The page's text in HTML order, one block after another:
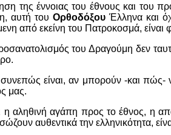
της έννοιας του έθνους και του
αυτή τουΟρθοδόξου Έλληνα και
από εκείνη του Πατροκοσμά, είναι
του Δραγούμη δεν
είναι, αν μπορούν -και πώς-
μας.
η αληθινή αγάπη προς το έθνος, η
αυθεντικά την ελληνικότητα,